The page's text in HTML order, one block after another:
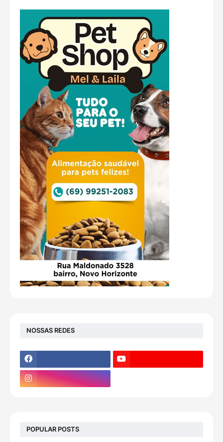
NOSSAS REDES
POPULAR POSTS